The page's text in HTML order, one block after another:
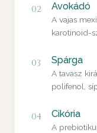
02 Avokádó
A vajas
karotinoid-
03 Spárga
A tavasz
polifenol,
04 Cikória
A